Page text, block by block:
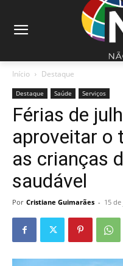
Início Destaque
Destaque Saúde Serviços
Férias de
aproveitar o
as crianças
saudável
Por Cristiane Guimarães - 15